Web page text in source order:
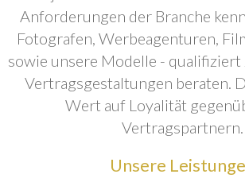
Anforderungen der Branche
Fotografen, Werbeagenturen,
sowie unsere Modelle -
Vertragsgestaltungen beraten.
Wert auf Loyalität
Vertragspartnern.
Unsere